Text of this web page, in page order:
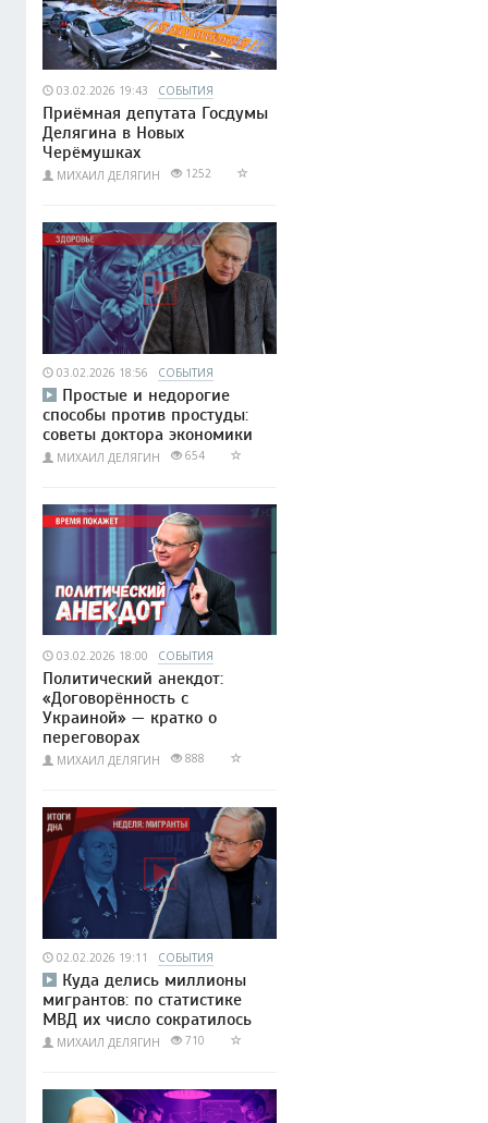
03.02.2026 19:43 СОБЫТИЯ
Приёмная депутата Госдумы
Делягина в Новых
Черёмушках
МИХАИЛ ДЕЛЯГИН 1252
03.02.2026 18:56 СОБЫТИЯ
Простые и недорогие
способы против простуды:
советы доктора экономики
МИХАИЛ ДЕЛЯГИН 654
03.02.2026 18:00 СОБЫТИЯ
Политический анекдот:
«Договорённость с
Украиной» — кратко о
переговорах
МИХАИЛ ДЕЛЯГИН 888
02.02.2026 19:11 СОБЫТИЯ
Куда делись миллионы
мигрантов: по статистике
МВД их число сократилось
МИХАИЛ ДЕЛЯГИН 710